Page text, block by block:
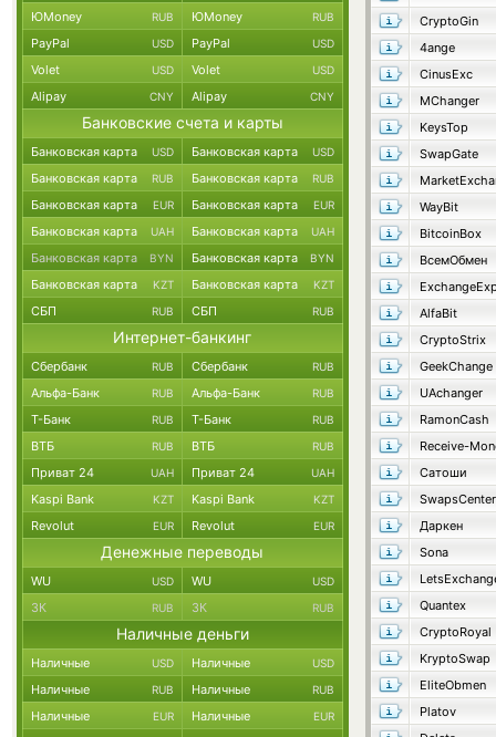
CryptoGin
4ange
CinusExc
MChanger
KeysTop
SwapGate
WayBit
BitcoinBox
ВсемОбмен
AlfaBit
CryptoStrix
GeekChange
UAchanger
RamonCash
Receive-
Сатоши
SwapsCenter
Даркен
Sona
Quantex
CryptoRoyal
KryptoSwap
EliteObmen
Platov
ЮMoney RUB ЮMoney RUB
PayPal USD PayPal USD
Volet USD Volet USD
Alipay CNY Alipay CNY
Банковские счета и карты
Банковская карта USD Банковская карта USD
Банковская карта RUB Банковская карта RUB
Банковская карта EUR Банковская карта EUR
Банковская карта UAH Банковская карта UAH
Банковская карта BYN Банковская карта BYN
Банковская карта KZT Банковская карта KZT
СБП RUB СБП RUB
Интернет-банкинг
Сбербанк RUB Сбербанк RUB
Альфа-Банк RUB Альфа-Банк RUB
Т-Банк RUB Т-Банк RUB
ВТБ RUB ВТБ RUB
Приват 24 UAH Приват 24 UAH
Kaspi Bank KZT Kaspi Bank KZT
Revolut EUR Revolut EUR
Денежные переводы
WU USD WU USD
ЗК RUB ЗК RUB
Наличные деньги
Наличные USD Наличные USD
Наличные RUB Наличные RUB
Наличные EUR Наличные EUR